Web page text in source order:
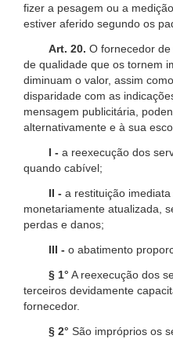
fizer a pesagem ou a
estiver aferido segundo os
Art. 20. O fornecedor
de qualidade que os tornem
diminuam o valor, assim
disparidade com as
mensagem publicitária,
alternativamente e à sua
I - a reexecução dos
quando cabível;
II - a restituição imediata
monetariamente atualizada,
perdas e danos;
III - o abatimento
§ 1° A reexecução dos
terceiros devidamente
fornecedor.
§ 2° São impróprios os